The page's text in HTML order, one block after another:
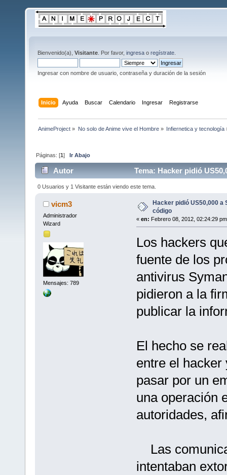
Bienvenido(a), Visitante . Por favor, ingresa o regístrate
Ingresar con nombre de usuario, contraseña y duración de la sesión
Inicio Ayuda Buscar Calendario Ingresar Registrarse
AnimeProject » No solo de Anime vive el Hombre» Infiernetica y tecnología
Páginas: [1]Ir Abajo
Autor Tema: Hacker pidió
0 Usuarios y 1 Visitante están viendo este tema.
vicm3
Administrador
Wizard
Mensajes: 789
Hacker pidió US50,000 a
código
« en: Febrero 08, 2012, 02:24:29
Los hackers
fuente de los
antivirus
pidieron a la
publicar la
El hecho se
entre el hacker
pasar por un
una operación
autoridades,
Las
intentaban